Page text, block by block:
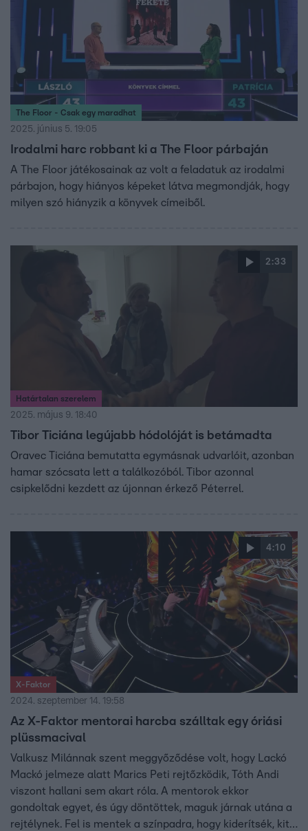
The Floor - Csak egy maradhat
2025. június 5. 19:05
Irodalmi harc robbant ki a The Floor párbaján
A The Floor játékosainak az volt a feladatuk az irodalmi
párbajon, hogy hiányos képeket látva megmondják, hogy
milyen szó hiányzik a könyvek címeiből.
2:33
Határtalan szerelem
2025. május 9. 18:40
Tibor Ticiána legújabb hódolóját is betámadta
Oravec Ticiána bemutatta egymásnak udvarlóit, azonban
hamar szócsata lett a találkozóból. Tibor azonnal
csipkelődni kezdett az újonnan érkező Péterrel.
4:10
X-Faktor
2024. szeptember 14. 19:58
Az X-Faktor mentorai harcba szálltak egy óriási
plüssmacival
Valkusz Milánnak szent meggyőződése volt, hogy Lackó
Mackó jelmeze alatt Marics Peti rejtőzködik, Tóth Andi
viszont hallani sem akart róla. A mentorok ekkor
gondoltak egyet, és úgy döntöttek, maguk járnak utána a
rejtélynek. Fel is mentek a színpadra, hogy kiderítsék, kit